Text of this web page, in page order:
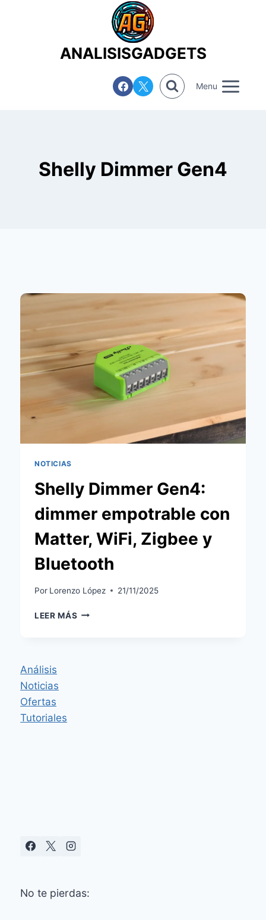
ANALISISGADGETS
Menu
Shelly Dimmer Gen4
NOTICIAS
Shelly Dimmer Gen4:
dimmer empotrable con
Matter, WiFi, Zigbee y
Bluetooth
Por Lorenzo López 21/11/2025
LEER MÁS SHELLY
Análisis
Noticias
Ofertas
Tutoriales
No te pierdas: